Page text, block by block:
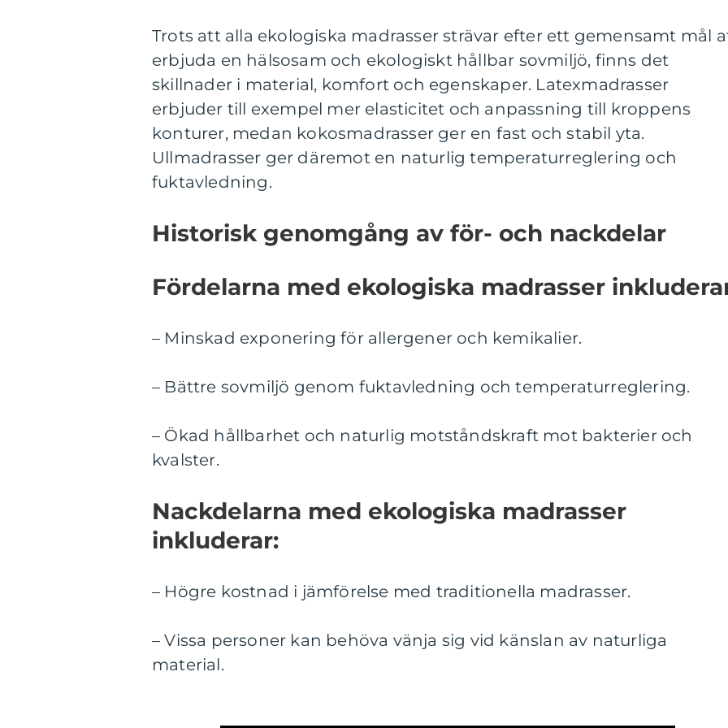
Trots att alla ekologiska madrasser strävar efter ett gemensamt mål
erbjuda en hälsosam och ekologiskt hållbar sovmiljö, finns det
skillnader i material, komfort och egenskaper. Latexmadrasser
erbjuder till exempel mer elasticitet och anpassning till kroppens
konturer, medan kokosmadrasser ger en fast och stabil yta.
Ullmadrasser ger däremot en naturlig temperaturreglering och
fuktavledning.
Historisk genomgång av för- och nackdelar
Fördelarna med ekologiska madrasser
– Minskad exponering för allergener och kemikalier.
– Bättre sovmiljö genom fuktavledning och temperaturreglering.
– Ökad hållbarhet och naturlig motståndskraft mot bakterier och
kvalster.
Nackdelarna med ekologiska madrasser
inkluderar:
– Högre kostnad i jämförelse med traditionella madrasser.
– Vissa personer kan behöva vänja sig vid känslan av naturliga
material.